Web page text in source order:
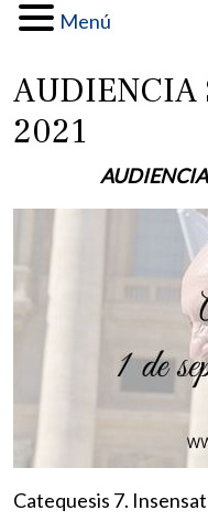
Menú
AUDIENCIA
2021
Catequesis 7.